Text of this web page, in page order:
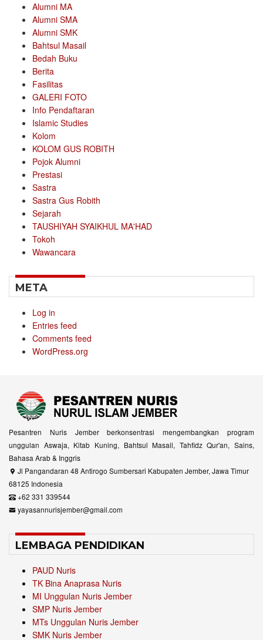
Alumni MA
Alumni SMA
Alumni SMK
Bahtsul Masail
Bedah Buku
Berita
Fasilitas
GALERI FOTO
Info Pendaftaran
Islamic Studies
Kolom
KOLOM GUS ROBITH
Pojok Alumni
Prestasi
Sastra
Sastra Gus Robith
Sejarah
TAUSHIYAH SYAIKHUL MA'HAD
Tokoh
Wawancara
META
Log in
Entries feed
Comments feed
WordPress.org
Pesantren Nuris Jember berkonsentrasi mengembangkan program
unggulan Aswaja, Kitab Kuning, Bahtsul Masail, Tahfidz Qur'an, Sains,
Bahasa Arab & Inggris
Jl Pangandaran 48 Antirogo Sumbersari Kabupaten Jember, Jawa Timur
68125 Indonesia
+62 331 339544
yayasannurisjember@gmail.com
LEMBAGA PENDIDIKAN
PAUD Nuris
TK Bina Anaprasa Nuris
MI Unggulan Nuris Jember
SMP Nuris Jember
MTs Unggulan Nuris Jember
SMK Nuris Jember